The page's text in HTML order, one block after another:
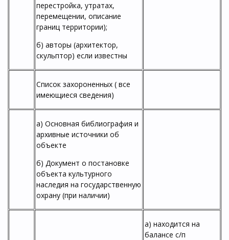
перестройка, утратах,
перемещении, описание
границ территории);
б) авторы (архитектор,
скульптор) если известны
Список захороненных ( все
имеющиеся сведения)
а) Основная библиография и
архивные источники об
объекте
б) Документ о постановке
объекта культурного
наследия на государственную
охрану (при наличии)
а) находится на
балансе с/п